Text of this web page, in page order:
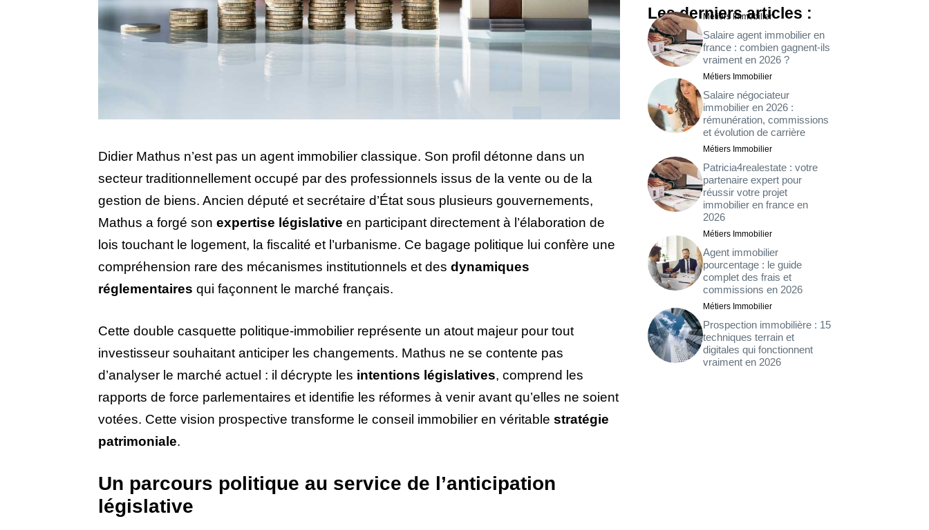
Didier Mathus n’est pas un agent immobilier classique. Son profil détonne dans un
secteur traditionnellement occupé par des professionnels issus de la vente ou de la
gestion de biens. Ancien député et secrétaire d’État sous plusieurs gouvernements,
Mathus a forgé son expertise législative en participant directement à l’élaboration de
lois touchant le logement, la fiscalité et l’urbanisme. Ce bagage politique lui confère une
compréhension rare des mécanismes institutionnels et des dynamiques
réglementaires qui façonnent le marché français.
Cette double casquette politique-immobilier représente un atout majeur pour tout
investisseur souhaitant anticiper les changements. Mathus ne se contente pas
d’analyser le marché actuel : il décrypte les intentions législatives, comprend les
rapports de force parlementaires et identifie les réformes à venir avant qu’elles ne soient
votées. Cette vision prospective transforme le conseil immobilier en véritable stratégie
patrimoniale.
Un parcours politique au service de l’anticipation
législative
Les derniers articles :
Métiers Immobilier
Salaire agent immobilier en
france : combien gagnent-ils
vraiment en 2026 ?
Métiers Immobilier
Salaire négociateur
immobilier en 2026 :
rémunération, commissions
et évolution de carrière
Métiers Immobilier
Patricia4realestate : votre
partenaire expert pour
réussir votre projet
immobilier en france en
2026
Métiers Immobilier
Agent immobilier
pourcentage : le guide
complet des frais et
commissions en 2026
Métiers Immobilier
Prospection immobilière : 15
techniques terrain et
digitales qui fonctionnent
vraiment en 2026